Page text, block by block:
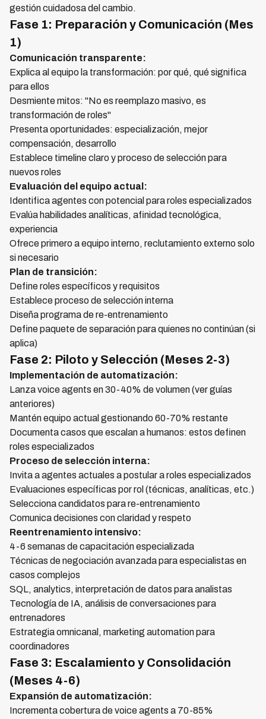
gestión cuidadosa del cambio.
Fase 1: Preparación y Comunicación (Mes
1)
Comunicación transparente:
Explica al equipo la transformación: por qué, qué significa
para ellos
Desmiente mitos: "No es reemplazo masivo, es
transformación de roles"
Presenta oportunidades: especialización, mejor
compensación, desarrollo
Establece timeline claro y proceso de selección para
nuevos roles
Evaluación del equipo actual:
Identifica agentes con potencial para roles especializados
Evalúa habilidades analíticas, afinidad tecnológica,
experiencia
Ofrece primero a equipo interno, reclutamiento externo solo
si necesario
Plan de transición:
Define roles específicos y requisitos
Establece proceso de selección interna
Diseña programa de re-entrenamiento
Define paquete de separación para quienes no continúan (si
aplica)
Fase 2: Piloto y Selección (Meses 2-3)
Implementación de automatización:
Lanza voice agents en 30-40% de volumen (ver guías
anteriores)
Mantén equipo actual gestionando 60-70% restante
Documenta casos que escalan a humanos: estos definen
roles especializados
Proceso de selección interna:
Invita a agentes actuales a postular a roles especializados
Evaluaciones específicas por rol (técnicas, analíticas, etc.)
Selecciona candidatos para re-entrenamiento
Comunica decisiones con claridad y respeto
Reentrenamiento intensivo:
4-6 semanas de capacitación especializada
Técnicas de negociación avanzada para especialistas en
casos complejos
SQL, analytics, interpretación de datos para analistas
Tecnología de IA, análisis de conversaciones para
entrenadores
Estrategia omnicanal, marketing automation para
coordinadores
Fase 3: Escalamiento y Consolidación
(Meses 4-6)
Expansión de automatización:
Incrementa cobertura de voice agents a 70-85%